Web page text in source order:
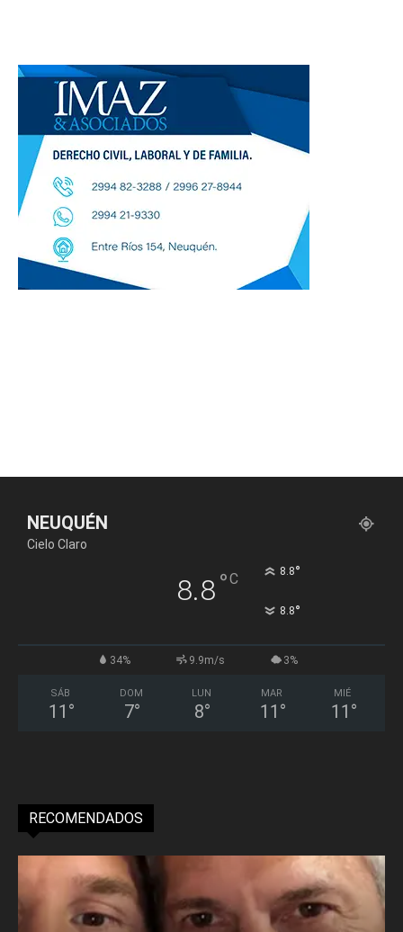
NEUQUÉN
Cielo Claro
8.8°C 8.8°
8.8°
34% 9.9m/s 3%
SÁB
11 °
DOM
7°
LUN
8°
MAR
11 °
MIÉ
11 °
RECOMENDADOS